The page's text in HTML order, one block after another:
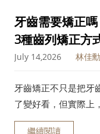
牙齒需要矯正
3種齒列矯正方
July 14,2026 林佳
牙齒矯正不只是把牙
了變好看，但實際上
好。接下來這篇會用
繼續閱讀